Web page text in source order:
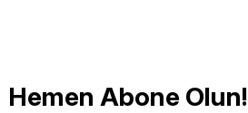
daha pahalı.
Hemen Abone Olun!